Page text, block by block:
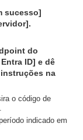
sucesso]
do
ID] e dê
na
o código de
indicado em